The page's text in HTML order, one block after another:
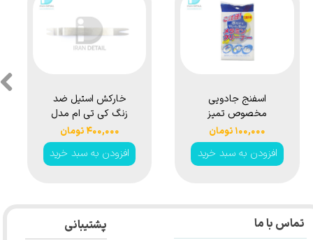
خارکش استیل ضد
زنگ کی تی ام مدل
KTM Car Interior
Removal Tool
Two sides
۴۰۰,۰۰۰ تومان
افزودن به سبد خرید
اسفنج جادویی
مخصوص تمیز
کردن خودرو مدل
Clean Vang
Magic Sponge
۱۰۰,۰۰۰ تومان
افزودن به سبد خرید
تماس با ما پشتیبانی